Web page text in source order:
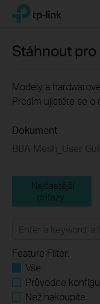
Click
navigation
TP-Link, Reliably Smart
Stáhnout pro
Modely a
Prosím ujistěte se o
Dokument
BBA Mesh_User
Nejčastější
dotazy
Feature Filter:
Vše
Průvodce
Než nakoupíte